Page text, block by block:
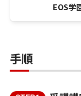
EOS学
手順